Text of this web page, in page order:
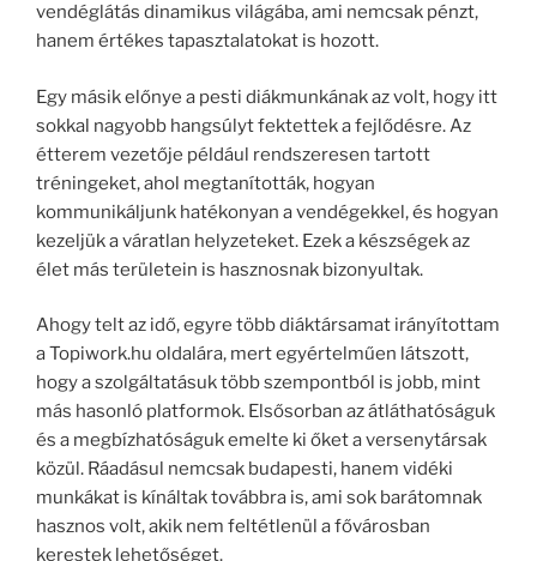
vendéglátás dinamikus világába, ami nemcsak pénzt,
hanem értékes tapasztalatokat is hozott.
Egy másik előnye a pesti diákmunkának az volt, hogy itt
sokkal nagyobb hangsúlyt fektettek a fejlődésre. Az
étterem vezetője például rendszeresen tartott
tréningeket, ahol megtanították, hogyan
kommunikáljunk hatékonyan a vendégekkel, és hogyan
kezeljük a váratlan helyzeteket. Ezek a készségek az
élet más területein is hasznosnak bizonyultak.
Ahogy telt az idő, egyre több diáktársamat irányítottam
a Topiwork.hu oldalára, mert egyértelműen látszott,
hogy a szolgáltatásuk több szempontból is jobb, mint
más hasonló platformok. Elsősorban az átláthatóságuk
és a megbízhatóságuk emelte ki őket a versenytársak
közül. Ráadásul nemcsak budapesti, hanem vidéki
munkákat is kínáltak továbbra is, ami sok barátomnak
hasznos volt, akik nem feltétlenül a fővárosban
kerestek lehetőséget.